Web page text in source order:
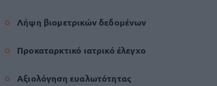
Λήψη βιομετρικών δεδομένων
Προκαταρκτικό ιατρικό έλεγχο
Αξιολόγηση ευαλωτότητας